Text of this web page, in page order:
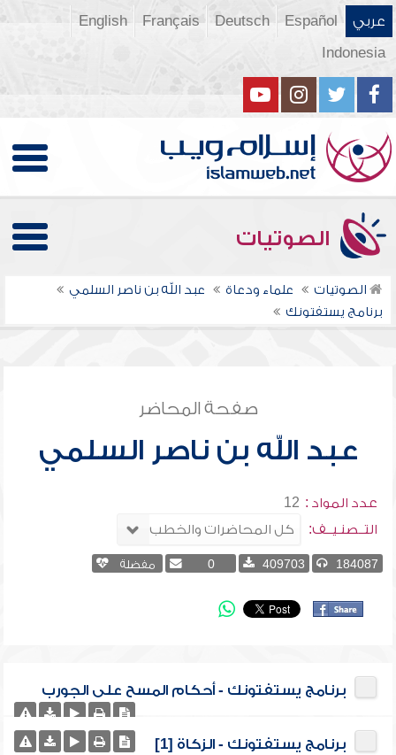
عربي Español
Deutsch
Français
English
Indonesia
الصوتيات
الصوتيات علماء ودعاة
عبد الله بن ناصر السلمي
برنامج يستفتونك
صفحة المحاضر
عبد الله بن ناصر السلمي
عدد المواد : 12
التــصنـيــف:
184087
409703
0 مفضلة
برنامج يستفتونك - أحكام المسح على الجورب
برنامج يستفتونك - الزكاة [1]